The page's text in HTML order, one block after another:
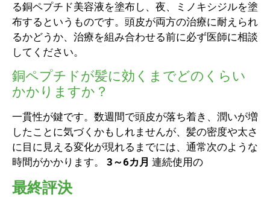
る銅ペプチド美容液を塗布し、夜、ミノキシジルを塗
布するというものです。頭皮が両方の治療に耐えられ
るかどうか、治療を組み合わせる前に必ず医師に相談
してください。
銅ペプチドが髪に効くまでどのくらい
かかりますか？
一貫性が鍵です。数週間で頭皮が落ち着き、潤いが増
したことに気づくかもしれませんが、髪の密度や太さ
に目に見える変化が現れるまでには、通常次のような
時間がかかります。 3～6カ月 連続使用の
最終評決